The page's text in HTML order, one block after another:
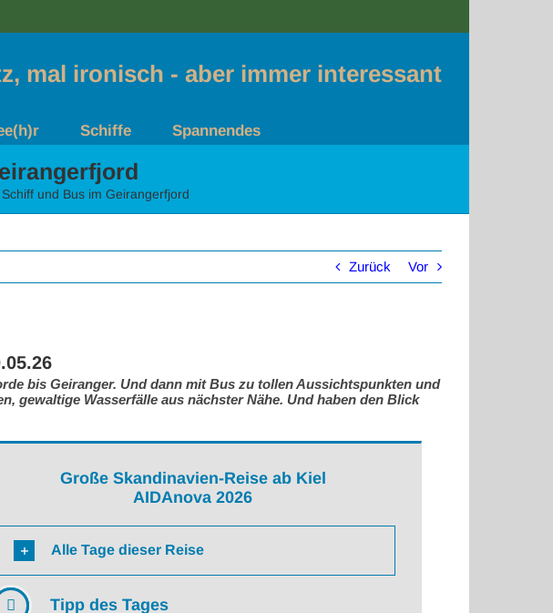
mal ironisch - aber immer interessant
Schiffe Spannendes
Schiff und Bus im Geirangerfjord
Zurück Vor
bis Geiranger. Und dann mit Bus zu tollen Aussichtspunkten und
gewaltige Wasserfälle aus nächster Nähe. Und haben den Blick
Große Skandinavien-Reise ab Kiel
AIDAnova 2026
Alle Tage dieser Reise
Tipp des Tages